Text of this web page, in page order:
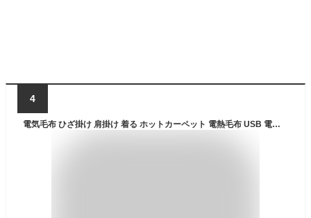
4
電気毛布 ひざ掛け 肩掛け 着る ホットカーペット 電熱毛布 USB 電気 毛布 2秒速暖 洗える 温度調節 電気ブランケット 電気カーペット 電熱マット 足元 電熱 ヒーター 掛け敷き 暖房 寒さ対策 ダニ退治 寝具 プレゼント 約140* 80 cm